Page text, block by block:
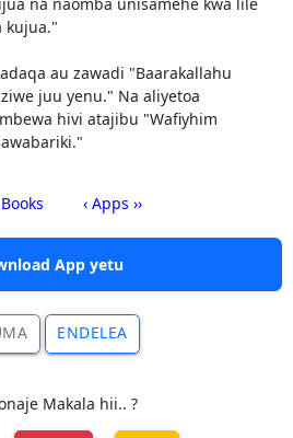
kujua."
au zawadi "Baarakallahu
juu yenu." Na aliyetoa
hivi atajibu "Wafiyhim
Books ‹ Apps ››
App yetu
ENDELEA
Makala hii.. ?